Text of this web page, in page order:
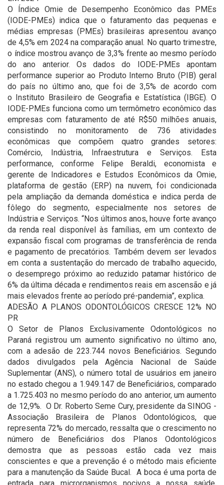
O Índice Omie de Desempenho Econômico das PMEs
(IODE-PMEs) indica que o faturamento das pequenas e
médias empresas (PMEs) brasileiras apresentou avanço
de 4,5% em 2024 na comparação anual. No quarto trimestre,
o índice mostrou avanço de 3,3% frente ao mesmo período
do ano anterior. Os dados do IODE-PMEs apontam
performance superior ao Produto Interno Bruto (PIB) geral
do país no último ano, que foi de 3,5% de acordo com
o Instituto Brasileiro de Geografia e Estatística (IBGE). O
IODE-PMEs funciona como um termômetro econômico das
empresas com faturamento de até R$50 milhões anuais,
consistindo no monitoramento de 736 atividades
econômicas que compõem quatro grandes setores:
Comércio, Indústria, Infraestrutura e Serviços. Esta
performance, conforme Felipe Beraldi, economista e
gerente de Indicadores e Estudos Econômicos da Omie,
plataforma de gestão (ERP) na nuvem, foi condicionada
pela ampliação da demanda doméstica e indica perda de
fôlego do segmento, especialmente nos setores de
Indústria e Serviços. “Nos últimos anos, houve forte avanço
da renda real disponível às famílias, em um contexto de
expansão fiscal com programas de transferência de renda
e pagamento de precatórios. Também devem ser levados
em conta a sustentação do mercado de trabalho aquecido,
o desemprego próximo ao reduzido patamar histórico de
6% da última década e rendimentos reais em ascensão e já
mais elevados frente ao período pré-pandemia”, explica.
ADESÃO A PLANOS ODONTOLÓGICOS CRESCE 12% NO
PR
O Setor de Planos Exclusivamente Odontológicos no
Paraná registrou um aumento significativo no último ano,
com a adesão de 223.744 novos Beneficiários. Segundo
dados divulgados pela Agência Nacional de Saúde
Suplementar (ANS), o número total de usuários em janeiro
no estado chegou a 1.949.147 de Beneficiários, comparado
a 1.725.403 no mesmo período do ano anterior, um aumento
de 12,9%. O Dr. Roberto Seme Cury, presidente da SINOG -
Associação Brasileira de Planos Odontológicos, que
representa 72% do mercado, ressalta que o crescimento no
número de Beneficiários dos Planos Odontológicos
demostra que as pessoas estão cada vez mais
conscientes e que a prevenção é o método mais eficiente
para a manutenção da Saúde Bucal. A boca é uma porta de